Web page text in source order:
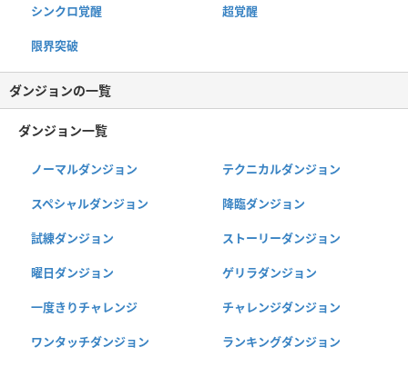
シンクロ覚醒 超覚醒
限界突破
ダンジョンの一覧
ダンジョン一覧
ノーマルダンジョン テクニカルダンジョン
スペシャルダンジョン 降臨ダンジョン
試練ダンジョン ストーリーダンジョン
曜日ダンジョン ゲリラダンジョン
一度きりチャレンジ チャレンジダンジョン
ワンタッチダンジョン ランキングダンジョン